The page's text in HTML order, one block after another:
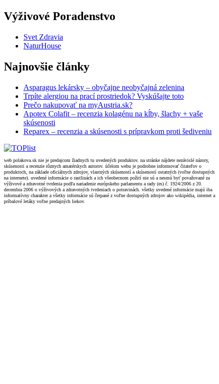
Výživové Poradenstvo
Svet Zdravia
NaturHouse
Najnovšie články
Asparagus lekársky – obyčajne neobyčajná zelenina
Trpíte alergiou na prací prostriedok? Vyskúšajte toto
Prečo nakupovať na myAustria.sk?
Apotex Colafit – recenzia kolagénu na kĺby, šlachy + vaše
skúsenosti
Reparex – recenzia a skúsenosti s prípravkom proti šediveniu
web polakova.sk nie je predajcom žiadnych tu uvedených produktov. na stránke nájdete nezávislé názory,
skúsenosti a recenzie rôznych amatérskych autorov. účelom webu je podrobne informovať čitateľov o
produktoch, na základe oficiálnych zdrojov, vlastných skúseností a skúseností ostatných (voľne dostupných
na internete). uvedené informácie o rastlinách a ich všeobecnom požití nie sú a nesmú byť považované za
výživové a zdravotné tvrdenia podľa nariadenie európskeho parlamentu a rady (es) č. 1924/2006 z 20.
decembra 2006 o výživových a zdravotných tvrdeniach o potravinách. všetky uvedené informácie majú iba
informatívny charakter a všetky informácie sú čerpané z voľne dostupných zdrojov ako wikipédia, internet a
príbalové letáky voľne predajných liekov.